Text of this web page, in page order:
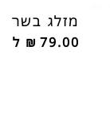
מזלג בשר
₪ 79.00